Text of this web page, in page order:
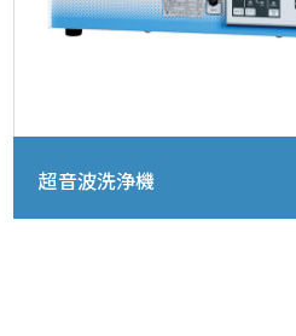
超音波洗浄機